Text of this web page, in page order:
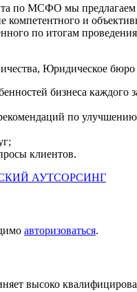
по МСФО мы предлагаем
компетентного и
по итогам
Юридическое
бизнеса каждого
по
клиентов.
АУТСОРСИНГ
авторизоваться.
высоко